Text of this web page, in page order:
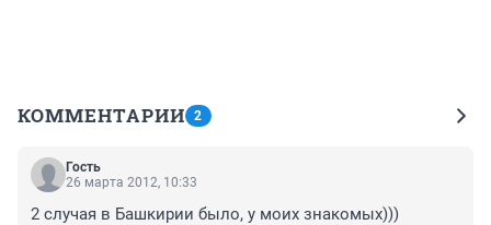
КОММЕНТАРИИ 2
Гость
26 марта 2012, 10:33
2 случая в Башкирии было, у моих знакомых)))